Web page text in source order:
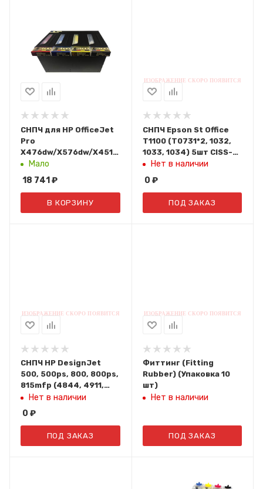
СНПЧ для HP OfficeJet
Pro
X476dw/X576dw/X451dw
со сменными
Мало
18 741 ₽
В КОРЗИНУ
СНПЧ Epson St Office
T1100 (T0731*2, 1032,
1033, 1034) 5шт CISS-
T1100 IST
Нет в наличии
0 ₽
ПОД ЗАКАЗ
СНПЧ HP DesignJet
500, 500ps, 800, 800ps,
815mfp (4844, 4911,
4912, 4913) CISS-DJ500
IST
Нет в наличии
0 ₽
ПОД ЗАКАЗ
Фиттинг (Fitting
Rubber) (Упаковка 10
шт)
Нет в наличии
ПОД ЗАКАЗ